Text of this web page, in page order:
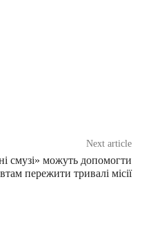
Next article
смузі» можуть допомогти
пережити тривалі місії